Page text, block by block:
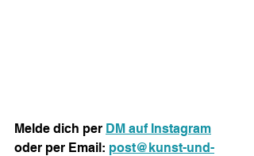
Melde dich per DM auf Instagram
oder per Email: post@kunst-und-